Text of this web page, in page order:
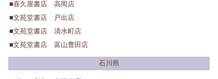
喜久屋書店 高岡店
文苑堂書店 戸出店
文苑堂書店 清水町店
文苑堂書店 富山豊田店
石川県